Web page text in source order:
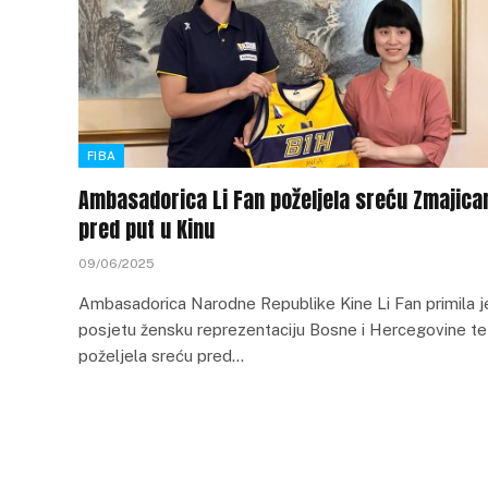
FIBA
Ambasadorica Li Fan poželjela sreću
pred put u Kinu
09/06/2025
Ambasadorica Narodne Republike Kine Li Fan primila
posjetu žensku reprezentaciju Bosne i Hercegovine
poželjela sreću pred…